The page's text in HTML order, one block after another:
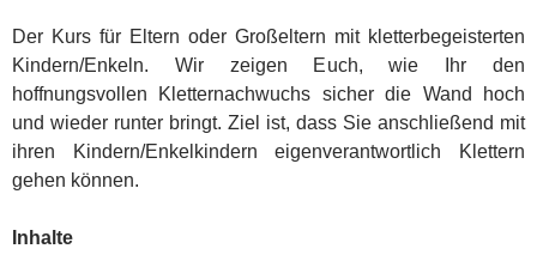
Der Kurs für Eltern oder Großeltern mit kletterbegeisterten
Kindern/Enkeln. Wir zeigen Euch, wie Ihr den
hoffnungsvollen Kletternachwuchs sicher die Wand hoch
und wieder runter bringt. Ziel ist, dass Sie anschließend mit
ihren Kindern/Enkelkindern eigenverantwortlich Klettern
gehen können.
Inhalte